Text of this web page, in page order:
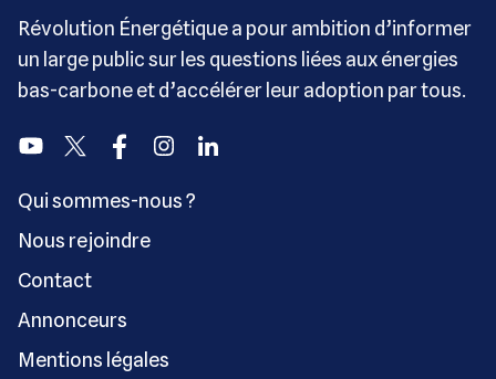
Révolution Énergétique a pour ambition d’informer
un large public sur les questions liées aux énergies
bas-carbone et d’accélérer leur adoption par tous.
YoutubeTwitter FacebookInstagramLinkedin
Qui sommes-nous ?
Nous rejoindre
Contact
Annonceurs
Mentions légales